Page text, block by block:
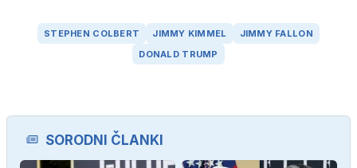
STEPHEN COLBERT JIMMY KIMMEL
JIMMY FALLON
DONALD TRUMP
SORODNI ČLANKI